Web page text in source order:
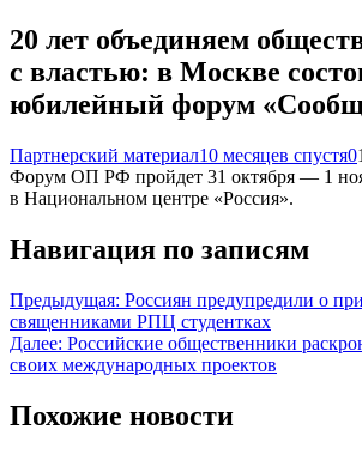
20 лет объединяем
с властью: в Москве
юбилейный форум
Партнерский материал10 месяцев спустя0
Форум ОП РФ пройдет 31 октября — 1
в Национальном центре «Россия».
Навигация по записям
Предыдущая: Россиян предупредили о
священниками РПЦ студентках
Далее: Российские общественники
своих международных проектов
Похожие новости